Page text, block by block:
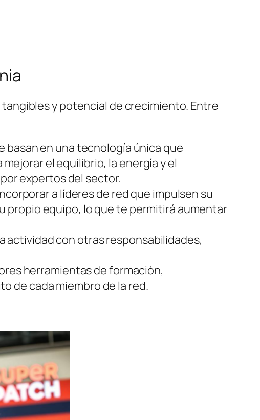
y potencial de crecimiento. Entre
basan en una tecnología única que
el equilibrio, la energía y el
expertos del sector.
a líderes de red que impulsen su
propio equipo, lo que te permitirá aumentar
actividad con otras responsabilidades,
herramientas de formación,
de cada miembro de la red.